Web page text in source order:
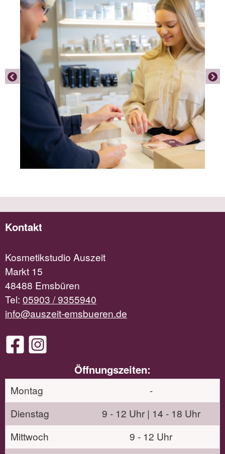
Kontakt
Kosmetikstudio Auszeit
Markt 15
48488 Emsbüren
Tel: 05903 / 9355940
info@auszeit-emsbueren.de
Öffnungszeiten:
Montag
-
Dienstag
9 - 12 Uhr | 14 - 18 Uhr
Mittwoch
9 - 12 Uhr